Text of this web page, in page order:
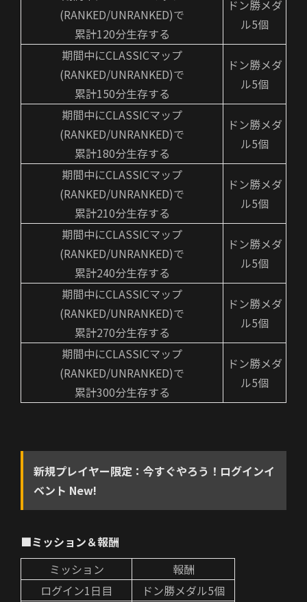
(RANKED/UNRANKED)で
累計120分生存する
ドン勝メダ
ル5個
期間中にCLASSICマップ
(RANKED/UNRANKED)で
累計150分生存する
ドン勝メダ
ル5個
期間中にCLASSICマップ
(RANKED/UNRANKED)で
累計180分生存する
ドン勝メダ
ル5個
期間中にCLASSICマップ
(RANKED/UNRANKED)で
累計210分生存する
ドン勝メダ
ル5個
期間中にCLASSICマップ
(RANKED/UNRANKED)で
累計240分生存する
ドン勝メダ
ル5個
期間中にCLASSICマップ
(RANKED/UNRANKED)で
累計270分生存する
ドン勝メダ
ル5個
期間中にCLASSICマップ
(RANKED/UNRANKED)で
累計300分生存する
ドン勝メダ
ル5個
新規プレイヤー限定： 今すぐやろう！ログインイ
ベント New!
■ミッション＆報酬
ミッション
報酬
ログイン1日目
ドン勝メダル5個